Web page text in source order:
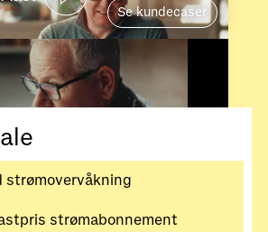
Se kundecaser
strømovervåkning
strømabonnement